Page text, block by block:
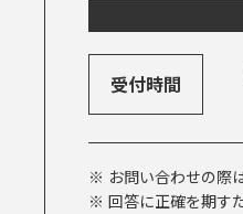
受付時間
※ お問い合わせの際
※ 回答に正確を期す